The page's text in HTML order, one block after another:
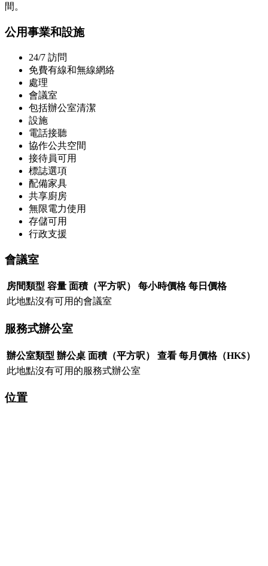
間。
公用事業和設施
24/7 訪問
免費有線和無線網絡
處理
會議室
包括辦公室清潔
設施
電話接聽
協作公共空間
接待員可用
標誌選項
配備家具
共享廚房
無限電力使用
存儲可用
行政支援
會議室
房間類型 容量 面積（平方呎） 每小時價格 每日價格
此地點沒有可用的會議室
服務式辦公室
辦公室類型 辦公桌 面積（平方呎） 查看 每月價格（HK$）
此地點沒有可用的服務式辦公室
位置